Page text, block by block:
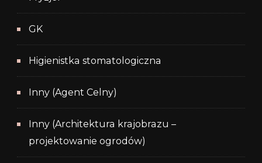
GK
Higienistka stomatologiczna
Inny (Agent Celny)
Inny (Architektura krajobrazu –
projektowanie ogrodów)